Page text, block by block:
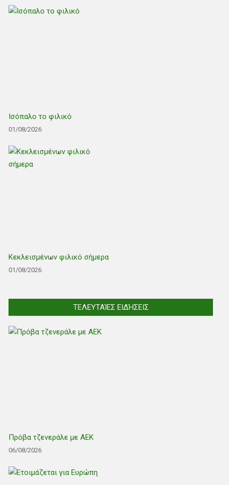
Ισόπαλο το φιλικό
01/08/2026
Κεκλεισμένων φιλικό σήμερα
01/08/2026
ΤΕΛΕΥΤΑΊΕΣ ΕΙΔΉΣΕΙΣ
Πρόβα τζενεράλε με ΑΕΚ
06/08/2026